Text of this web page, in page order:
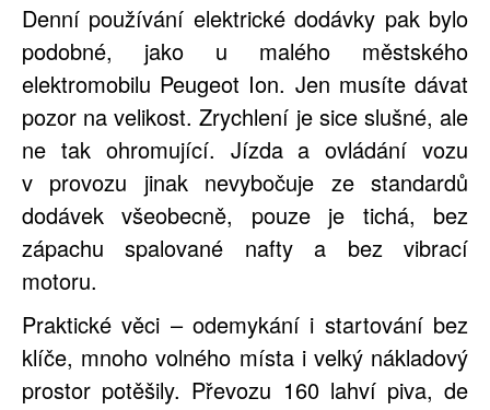
Denní používání elektrické dodávky pak bylo
podobné, jako u malého městského
elektromobilu Peugeot Ion. Jen musíte dávat
pozor na velikost. Zrychlení je sice slušné, ale
ne tak ohromující. Jízda a ovládání vozu
v provozu jinak nevybočuje ze standardů
dodávek všeobecně, pouze je tichá, bez
zápachu spalované nafty a bez vibrací
motoru.
Praktické věci – odemykání i startování bez
klíče, mnoho volného místa i velký nákladový
prostor potěšily. Převozu 160 lahví piva, de